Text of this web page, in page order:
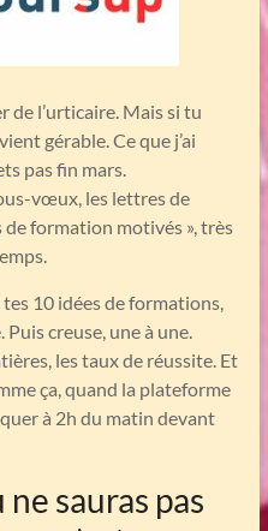
de l’urticaire. Mais si tu
gérable. Ce que j’ai
pas fin mars.
vœux, les lettres de
formation motivés », très
10 idées de formations,
creuse, une à une.
les taux de réussite. Et
ça, quand la plateforme
à 2h du matin devant
sauras pas